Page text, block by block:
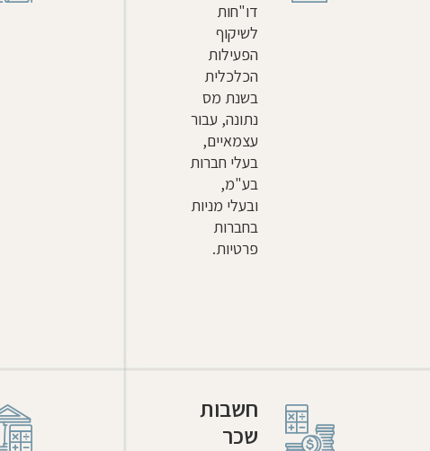
דו"חות
לשיקוף
הפעילות
הכלכלית
בשנת מס
נתונה, עבור
עצמאיים,
בעלי חברות
בע"מ,
ובעלי מניות
בחברות
פרטיות.
חשבות
שכר